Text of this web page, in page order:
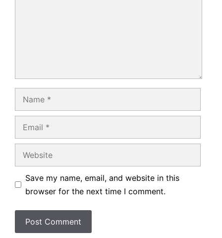
Save my name, email, and website in this
browser for the next time I comment.